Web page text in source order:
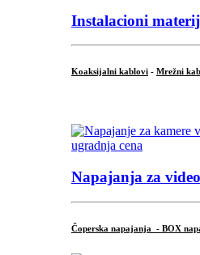
Instalacioni
Koaksijalni kablovi - Mrežni
Napajanja za
Čoperska napajanja - BOX